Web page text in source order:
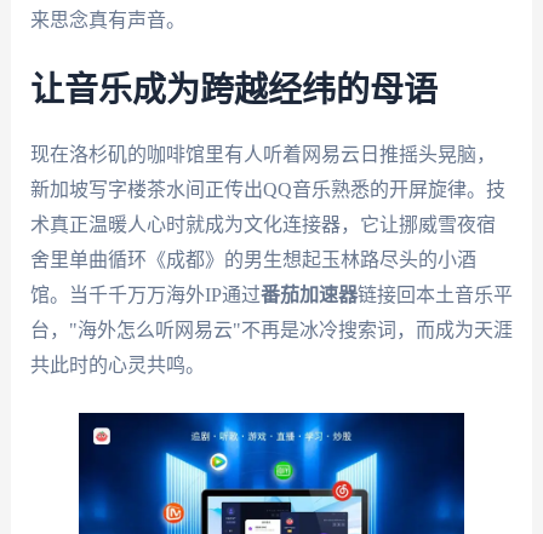
来思念真有声音。
让音乐成为跨越经纬的母语
现在洛杉矶的咖啡馆里有人听着网易云日推摇头晃脑，
新加坡写字楼茶水间正传出QQ音乐熟悉的开屏旋律。技
术真正温暖人心时就成为文化连接器，它让挪威雪夜宿
舍里单曲循环《成都》的男生想起玉林路尽头的小酒
馆。当千千万万海外IP通过番茄加速器链接回本土音乐平
台，"海外怎么听网易云"不再是冰冷搜索词，而成为天涯
共此时的心灵共鸣。